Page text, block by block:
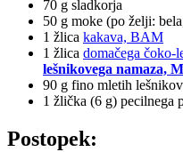
70 g sladkorja
50 g moke (po želji:
1 žlica kakava, BAM
1 žlica domačega čoko-
lešnikovega namaza,
90 g fino mletih lešnikov
1 žlička (6 g) pecilnega
Postopek: